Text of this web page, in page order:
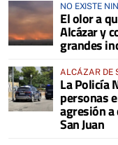
NO EXISTE
COMARCA
El olor a
Alcázar y
grandes
ALCÁZAR DE
La Policía
personas
agresión a
San Juan